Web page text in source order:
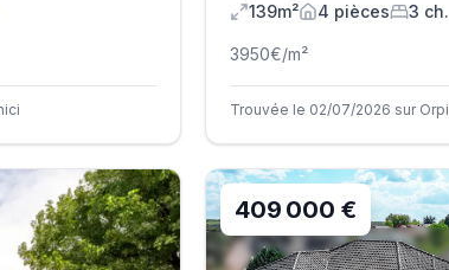
139m²
4 pièces 3 ch.
3950€/m²
Trouvée le 02/07/2026 sur Orpi
409 000 €